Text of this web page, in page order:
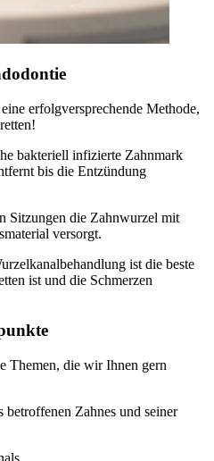
erfolgversprechende Methode,
bakteriell infizierte Zahnmark
bis die Entzündung
Sitzungen die Zahnwurzel mit
versorgt.
ist die beste
ist und die Schmerzen
Themen, die wir Ihnen gern
betroffenen Zahnes und seiner